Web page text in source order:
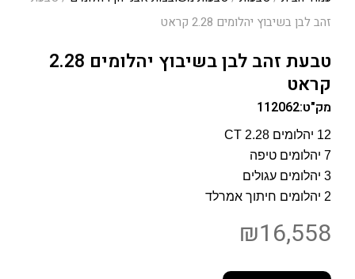
זהב לבן בשיבוץ יהלומים 2.28 קראט
טבעת זהב לבן בשיבוץ יהלומים 2.28
קראט
מק"ט:112062
12 יהלומים 2.28 CT
7 יהלומים טיפה
3 יהלומים עגולים
2 יהלומים חיתוך אמרלד
₪16,558